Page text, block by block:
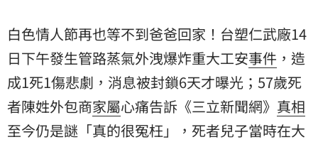
白色情人節再也等不到爸爸回家！台塑仁武廠14
日下午發生管路蒸氣外洩爆炸重大工安事件 ，造
成1死1傷悲劇，消息被封鎖6天才曝光；57歲死
者陳姓外包商家屬心痛告訴《三立新聞網》 真相
至今仍是謎「真的很冤枉」，死者兒子當時在大